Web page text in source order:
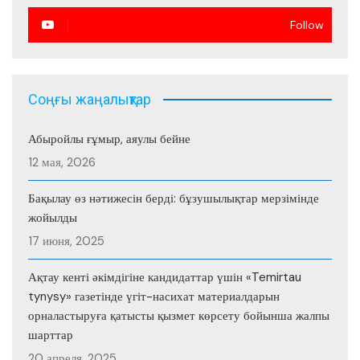
Follow
Соңғы жаңалықтар
Абыройлы ғұмыр, аяулы бейне
12 мая, 2026
Бақылау өз нәтижесін берді: бұзушылықтар мерзімінде
жойылды
17 июня, 2025
Ақтау кенті әкімдігіне кандидаттар үшін «Temirtau
tynysy» газетінде үгіт-насихат материалдарын
орналастыруға қатысты қызмет көрсету бойынша жалпы
шарттар